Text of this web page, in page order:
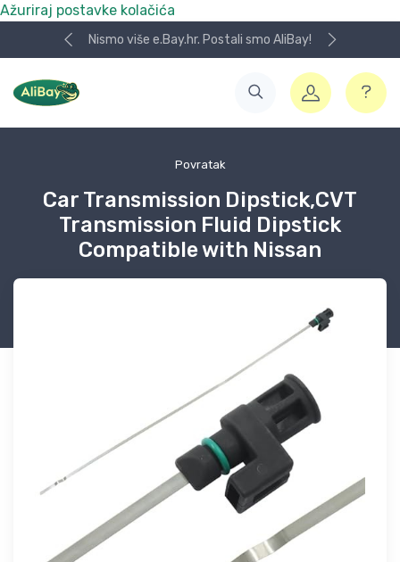
Ažuriraj postavke kolačića
Nismo više e.Bay.hr. Postali smo AliBay!
Povratak
Car Transmission Dipstick,CVT
Transmission Fluid Dipstick
Compatible with Nissan